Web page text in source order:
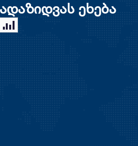
ეხება